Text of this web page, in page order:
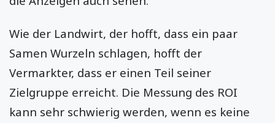
Wie der Landwirt, der hofft, dass ein paar
Samen Wurzeln schlagen, hofft der
Vermarkter, dass er einen Teil seiner
Zielgruppe erreicht. Die Messung des ROI
kann sehr schwierig werden, wenn es keine